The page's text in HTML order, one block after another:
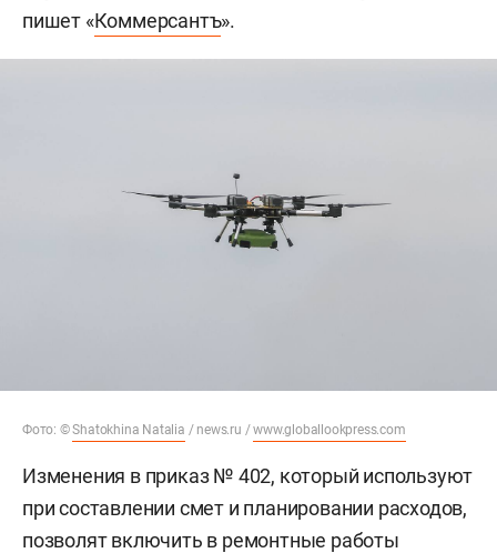
пишет «Коммерсантъ».
Фото: ©Shatokhina Natalia / news.ru /www.globallookpress.com
Изменения в приказ № 402, который используют
при составлении смет и планировании расходов,
позволят включить в ремонтные работы